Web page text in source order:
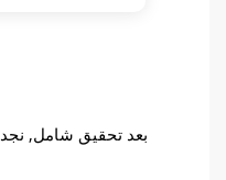
بعد تحقيق شامل,